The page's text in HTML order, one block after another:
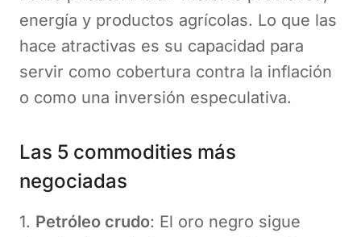
energía y productos agrícolas. Lo que las
hace atractivas es su capacidad para
servir como cobertura contra la inflación
o como una inversión especulativa.
Las 5 commodities más
negociadas
1. Petróleo crudo: El oro negro sigue